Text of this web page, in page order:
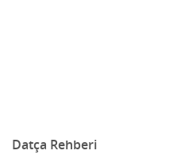
Dekorasyon
Datça Rehberi